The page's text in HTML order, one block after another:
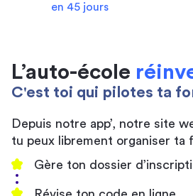
en 45 jours
L’auto-école
C'est toi qui pilotes ta
Depuis notre app’, notre site
tu peux librement organiser ta
Gère ton dossier